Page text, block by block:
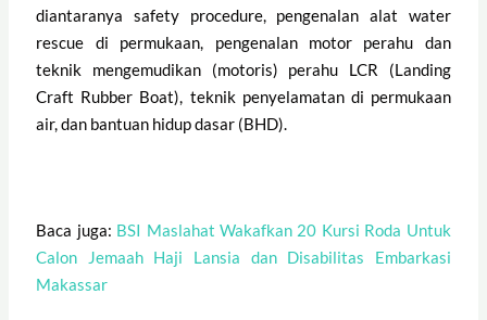
diantaranya safety procedure, pengenalan alat water
rescue di permukaan, pengenalan motor perahu dan
teknik mengemudikan (motoris) perahu LCR (Landing
Craft Rubber Boat), teknik penyelamatan di permukaan
air, dan bantuan hidup dasar (BHD).
Baca juga: BSI Maslahat Wakafkan 20 Kursi Roda Untuk
Calon Jemaah Haji Lansia dan Disabilitas Embarkasi
Makassar